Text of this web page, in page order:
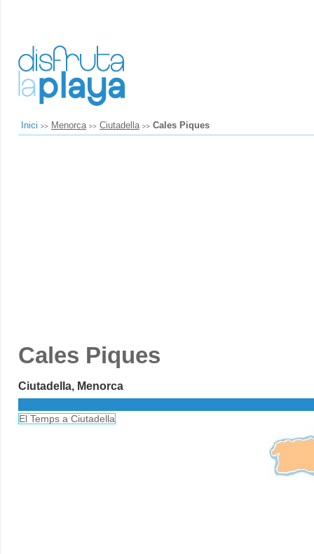
Inici Menorca Ciutadella Cales Piques
Cales Piques
Ciutadella, Menorca
El Temps a Ciutadella